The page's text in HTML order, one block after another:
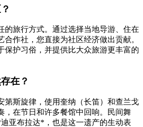
的旅行方式。通过选择当地导游、住在
合作社，您直接为社区经济做出贡献。
保护习俗，并提供比大众旅游更丰富的
在？
第斯旋律，使用奎纳（长笛）和查兰戈
，在节日和许多餐馆中回响。民间舞
亚布拉达*，也是这一遗产的生动表